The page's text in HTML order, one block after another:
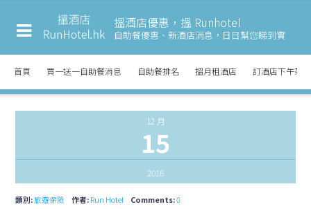
搵酒店優惠，搵 Runhotel
自助餐優惠、新酒店消息， 日日幫您睇到實
首頁 買一送一自助餐消息 自助餐排名 搵月租酒店 訂酒店下午茶
12 月
15
2016
類別:旅遊保險 作者:Run Hotel Comments:0